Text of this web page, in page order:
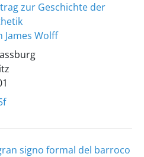
zur Geschichte der
James Wolff
signo formal del barroco